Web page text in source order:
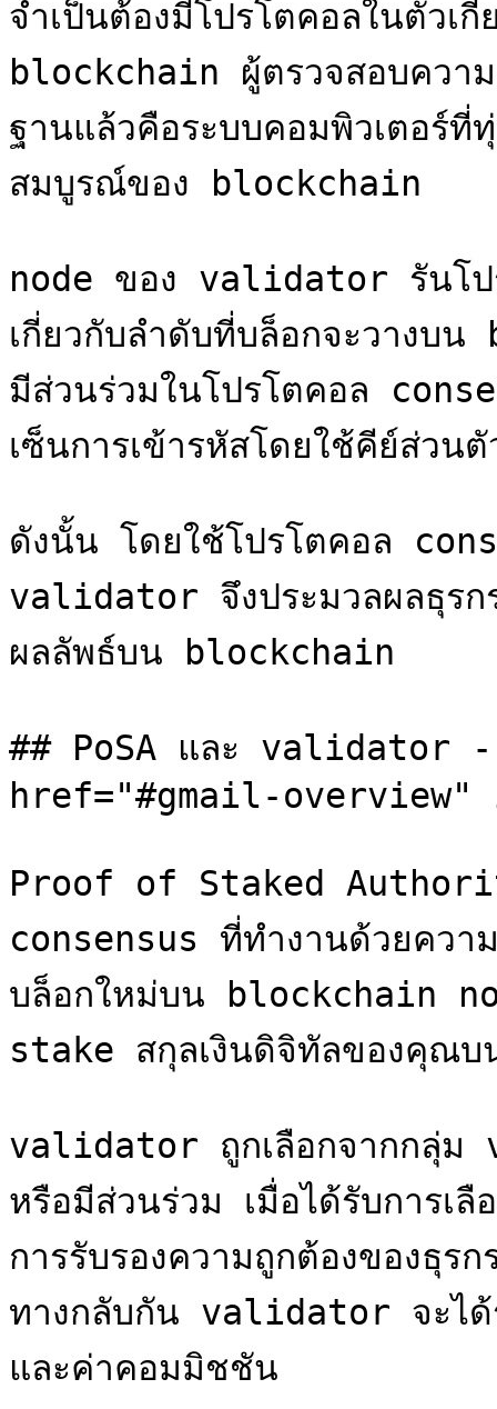
จำเป็นต้องมีโปรโตคอลในตัวเ
blockchain ผู้ตรวจสอบคว
ฐานแล้วคือระบบคอมพิวเตอร์ที่
สมบูรณ์ของ blockchain
node ของ validator รันโปร
เกี่ยวกับลำดับที่บล็อกจะวาง
มีส่วนร่วมในโปรโตคอล
เซ็นการเข้ารหัสโดยใช้คีย์ส่วน
ดังนั้น โดยใช้โปรโตคอล
validator จึงประมวลผลธุร
ผลลัพธ์บน blockchain
## PoSA และ validator -
href="#gmail-overview"
Proof of Staked
consensus ที่ทำงานด้วยคว
บล็อกใหม่บน blockchain
stake สกุลเงินดิจิทัลของคุณ
validator ถูกเลือกจากกลุ่
หรือมีส่วนร่วม เมื่อได้รับการ
การรับรองความถูกต้องของธุ
ทางกลับกัน validator จะได้รั
และค่าคอมมิชชัน